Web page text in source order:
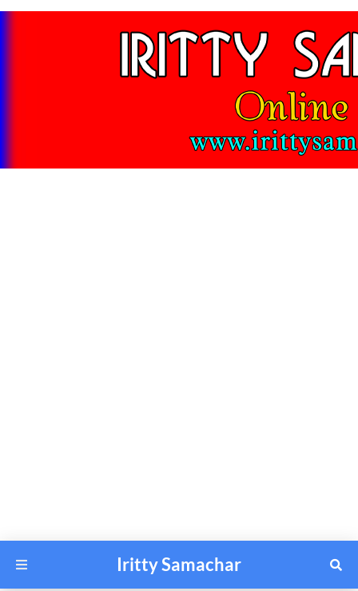
Iritty Samachar